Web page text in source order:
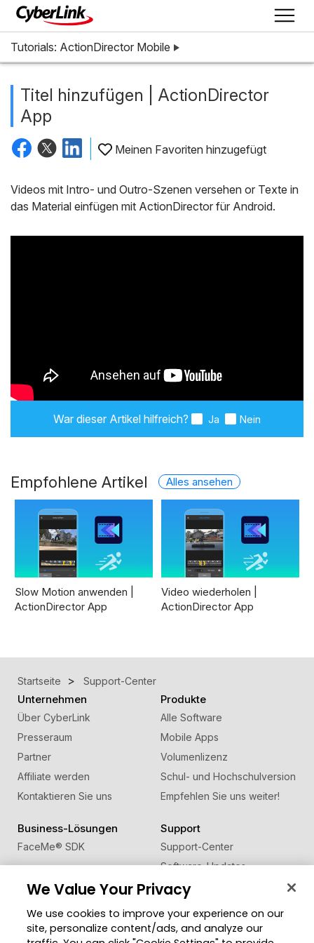
Tutorials: ActionDirector Mobile
Titel hinzufügen | ActionDirector
App
Meinen Favoriten hinzugefügt
Videos mit Intro- und Outro-Szenen versehen or Texte in
das Material einfügen mit ActionDirector für Android.
War dieser Artikel hilfreich? Ja Nein
Empfohlene Artikel Alles ansehen
Slow Motion anwenden |
ActionDirector App
Video wiederholen |
ActionDirector App
Startseite Support-Center
Unternehmen
Über CyberLink
Presseraum
Partner
Affiliate werden
Kontaktieren Sie uns
Produkte
Alle Software
Mobile Apps
Volumenlizenz
Schul- und Hochschulversion
Empfehlen Sie uns weiter!
Business-Lösungen
FaceMe® SDK
Support
Support-Center
Software-Updates
Lernen + Wissen
Community
Mitgliederbereich
Region ändern
We Value Your Privacy
We use cookies to improve your experience on our
site, personalize content/ads, and analyze our